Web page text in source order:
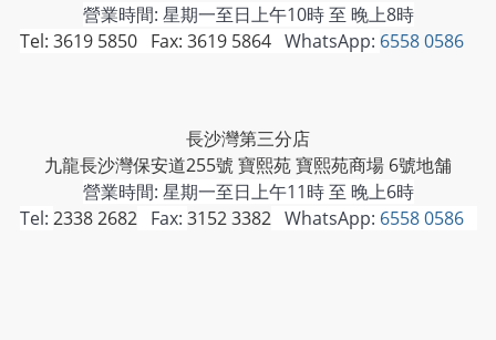
營業時間: 星期一至日上午10時 至 晚上8時
Tel: 3619 5850 Fax: 3619 5864WhatsApp: 6558 0586
長沙灣第三分店
九龍長沙灣保安道255號 寶熙苑 寶熙苑商場 6號地舗
營業時間: 星期一至日上午11時 至 晚上6時
Tel: 2338 2682Fax: 3152 3382WhatsApp: 6558 0586